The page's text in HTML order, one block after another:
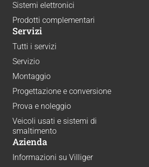
Sistemi elettronici
Prodotti complementari
Servizi
Tutti i servizi
Servizio
Montaggio
Progettazione e conversione
Prova e noleggio
Veicoli usati e sistemi di
smaltimento
Azienda
Informazioni su Villiger